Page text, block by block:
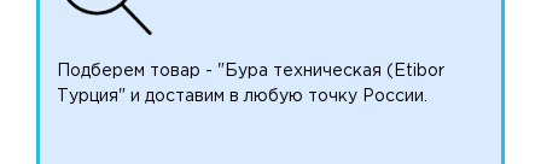
Подберем товар - "Бура техническая (Etibor
Турция" и доставим в любую точку России.